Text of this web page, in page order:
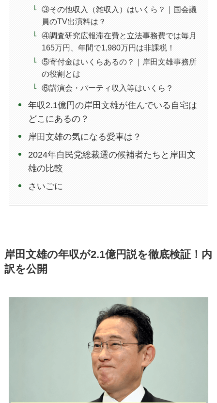
③その他収入（雑収入）はいくら？｜国会議
員のTV出演料は？
④調査研究広報滞在費と立法事務費では毎月
165万円、年間で1,980万円は非課税！
⑤寄付金はいくらあるの？｜岸田文雄事務所
の役割とは
⑥講演会・パーティ収入等はいくら？
年収2.1億円の岸田文雄が住んでいる自宅は
どこにあるの？
岸田文雄の気になる愛車は？
2024年自民党総裁選の候補者たちと岸田文
雄の比較
さいごに
岸田文雄の年収が2.1億円説を徹底検証！内
訳を公開